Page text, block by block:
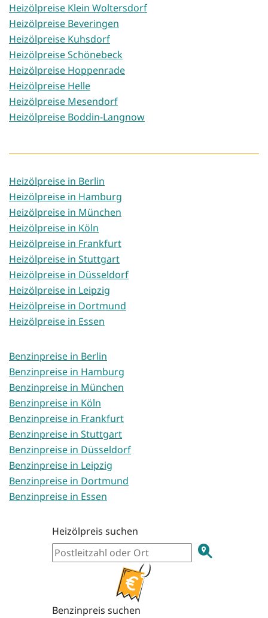
Heizölpreise Klein Woltersdorf
Heizölpreise Beveringen
Heizölpreise Kuhsdorf
Heizölpreise Schönebeck
Heizölpreise Hoppenrade
Heizölpreise Helle
Heizölpreise Mesendorf
Heizölpreise Boddin-Langnow
Heizölpreise in Berlin
Heizölpreise in Hamburg
Heizölpreise in München
Heizölpreise in Köln
Heizölpreise in Frankfurt
Heizölpreise in Stuttgart
Heizölpreise in Düsseldorf
Heizölpreise in Leipzig
Heizölpreise in Dortmund
Heizölpreise in Essen
Benzinpreise in Berlin
Benzinpreise in Hamburg
Benzinpreise in München
Benzinpreise in Köln
Benzinpreise in Frankfurt
Benzinpreise in Stuttgart
Benzinpreise in Düsseldorf
Benzinpreise in Leipzig
Benzinpreise in Dortmund
Benzinpreise in Essen
Heizölpreis suchen
Benzinpreis suchen